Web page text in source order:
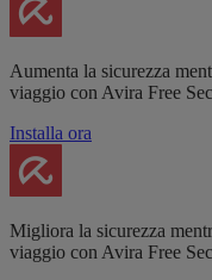
Aumenta la sicurezza
viaggio con Avira Free
Installa ora
Migliora la sicurezza
viaggio con Avira Free